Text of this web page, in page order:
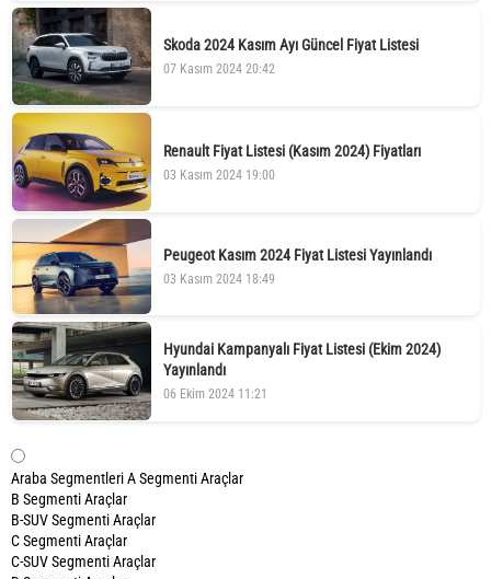
Skoda 2024 Kasım Ayı Güncel Fiyat Listesi
07 Kasım 2024 20:42
Renault Fiyat Listesi (Kasım 2024) Fiyatları
03 Kasım 2024 19:00
Peugeot Kasım 2024 Fiyat Listesi Yayınlandı
03 Kasım 2024 18:49
Hyundai Kampanyalı Fiyat Listesi (Ekim 2024)
Yayınlandı
06 Ekim 2024 11:21
Araba SegmentleriA Segmenti Araçlar
B Segmenti Araçlar
B-SUV Segmenti Araçlar
C Segmenti Araçlar
C-SUV Segmenti Araçlar